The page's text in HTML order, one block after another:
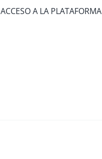
ACCESO A LA PLATAFORMA